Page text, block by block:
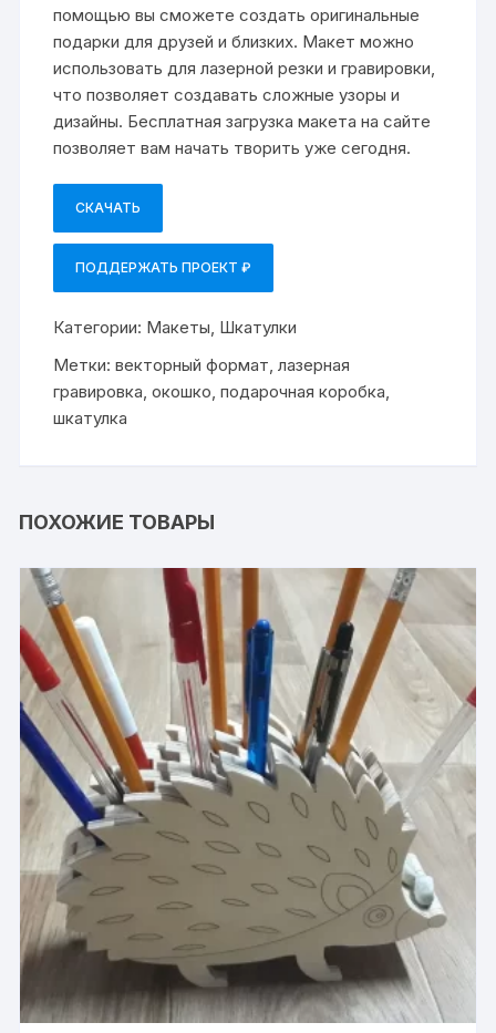
помощью вы сможете создать оригинальные
подарки для друзей и близких. Макет можно
использовать для лазерной резки и гравировки,
что позволяет создавать сложные узоры и
дизайны. Бесплатная загрузка макета на сайте
позволяет вам начать творить уже сегодня.
СКАЧАТЬ
ПОДДЕРЖАТЬ ПРОЕКТ ₽
Категории: Макеты Шкатулки
Метки:векторный формат ,лазерная
гравировка ,окошко ,подарочная коробка
шкатулка
ПОХОЖИЕ ТОВАРЫ